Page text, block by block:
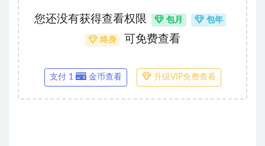
您还没有获得查看权限 包月 包年
终身 可免费查看
支付 1 金币查看 升级VIP免费查看